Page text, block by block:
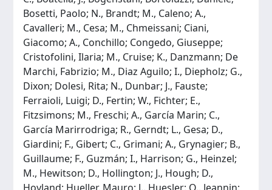
Bosetti, Paolo; N., Brandt; M., Caleno; A.,
Cavalleri; M., Cesa; M., Chmeissani; Ciani,
Giacomo; A., Conchillo; Congedo, Giuseppe;
Cristofolini, Ilaria; M., Cruise; K., Danzmann; De
Marchi, Fabrizio; M., Diaz Aguilo; I., Diepholz; G.,
Dixon; Dolesi, Rita; N., Dunbar; J., Fauste;
Ferraioli, Luigi; D., Fertin; W., Fichter; E.,
Fitzsimons; M., Freschi; A., García Marin; C.,
García Marirrodriga; R., Gerndt; L., Gesa; D.,
Giardini; F., Gibert; C., Grimani; A., Grynagier; B.,
Guillaume; F., Guzmán; I., Harrison; G., Heinzel;
M., Hewitson; D., Hollington; J., Hough; D.,